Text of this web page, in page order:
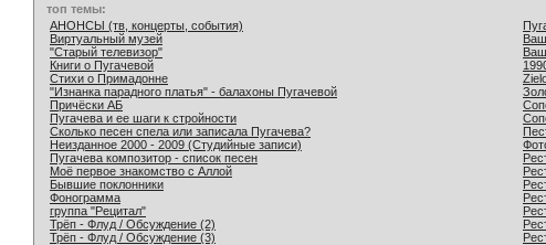
топ темы:
АНОНСЫ (тв, концерты, события)
Виртуальный музей
"Старый телевизор"
Книги о Пугачевой
Стихи о Примадонне
"Изнанка парадного платья" - балахоны Пугачевой
Причёски АБ
Пугачева и ее шаги к стройности
Сколько песен спела или записала Пугачева?
Неизданное 2000 - 2009 (Студийные записи)
Пугачева композитор - список песен
Моё первое знакомство с Аллой
Бывшие поклонники
Фонограмма
группа "Рецитал"
Трёп - Флуд / Обсуждение (2)
Трёп - Флуд / Обсуждение (3)